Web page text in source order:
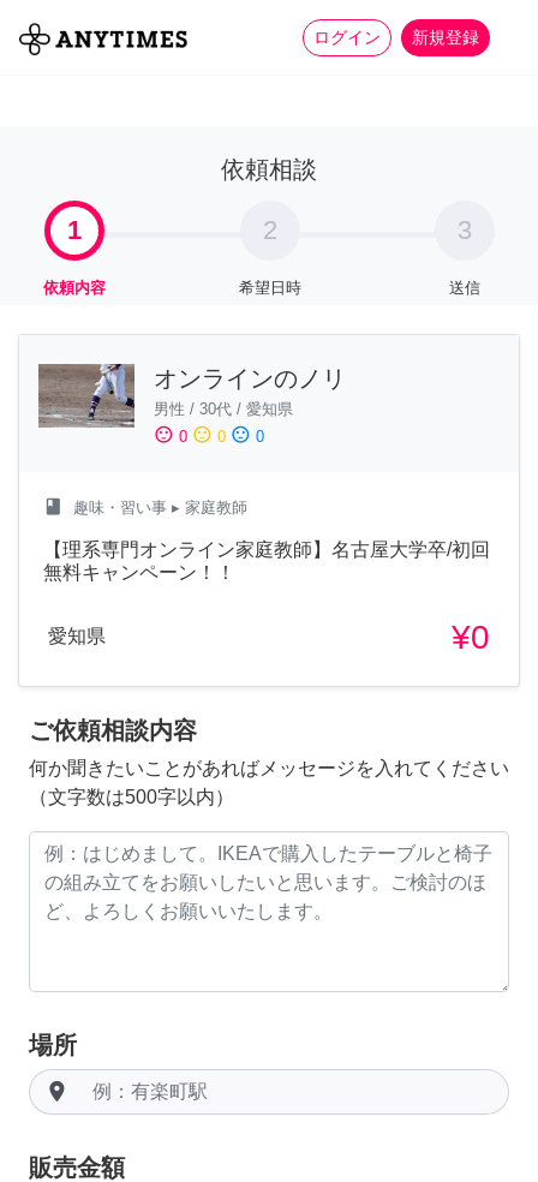
ログイン 新規登録
全て 家事 more_horiz
依頼相談
1
依頼内容
2
希望日時
3
送信
オンラインのノリ
男性 / 30代 / 愛知県
sentiment_satisfied 0 sentiment_neutral 0 sentiment_dissatisfied 0
class 趣味・習い事 ▸ 家庭教師
【理系専門オンライン家庭教師】名古屋大学卒/初回
無料キャンペーン！！
愛知県 ¥0
ご依頼相談内容
何か聞きたいことがあればメッセージを入れてください
（文字数は500字以内）
場所
room
販売金額